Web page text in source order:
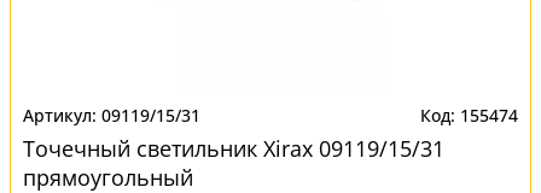
09119/15/31 155474
Точечный светильник Xirax 09119/15/31
прямоугольный